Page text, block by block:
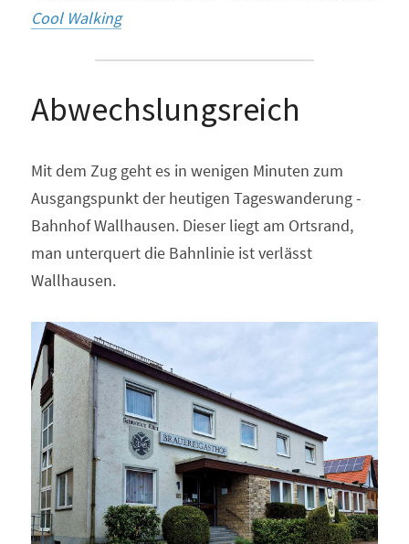
Cool Walking
Abwechslungsreich
Mit dem Zug geht es in wenigen Minuten zum
Ausgangspunkt der heutigen Tageswanderung -
Bahnhof Wallhausen. Dieser liegt am Ortsrand,
man unterquert die Bahnlinie ist verlässt
Wallhausen.